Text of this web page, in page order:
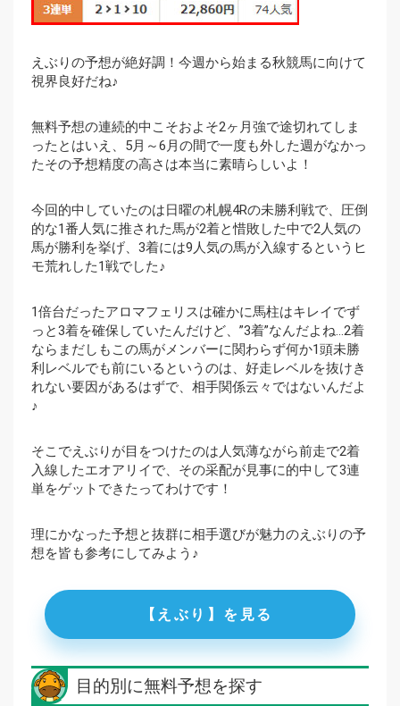
えぶりの予想が絶好調！今週から始まる秋競馬に向けて
視界良好だね♪
無料予想の連続的中こそおよそ2ヶ月強で途切れてしま
ったとはいえ、5月～6月の間で一度も外した週がなかっ
たその予想精度の高さは本当に素晴らしいよ！
今回的中していたのは日曜の札幌4Rの未勝利戦で、圧倒
的な1番人気に推された馬が2着と惜敗した中で2人気の
馬が勝利を挙げ、3着には9人気の馬が入線するというヒ
モ荒れした1戦でした♪
1倍台だったアロマフェリスは確かに馬柱はキレイでず
っと3着を確保していたんだけど、”3着”なんだよね…2着
ならまだしもこの馬がメンバーに関わらず何か1頭未勝
利レベルでも前にいるというのは、好走レベルを抜けき
れない要因があるはずで、相手関係云々ではないんだよ
♪
そこでえぶりが目をつけたのは人気薄ながら前走で2着
入線したエオアリイで、その采配が見事に的中して3連
単をゲットできたってわけです！
理にかなった予想と抜群に相手選びが魅力のえぶりの予
想を皆も参考にしてみよう♪
【えぶり】を見る
目的別に無料予想を探す